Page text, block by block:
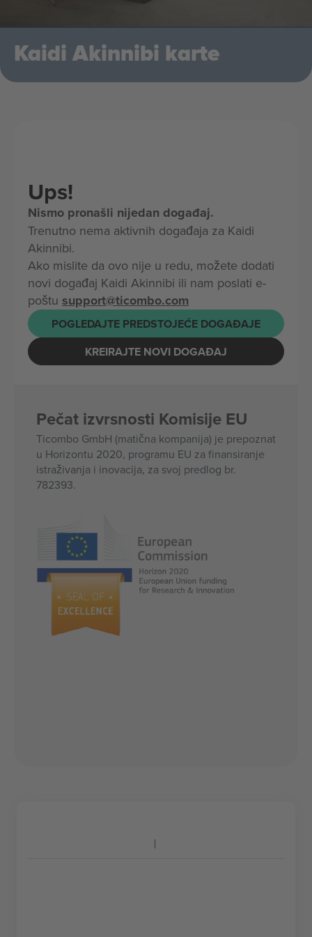
Kaidi Akinnibi karte
Ups!
Nismo pronašli nijedan događaj.
Trenutno nema aktivnih događaja za Kaidi
Akinnibi.
Ako mislite da ovo nije u redu, možete dodati
novi događaj Kaidi Akinnibi ili nam poslati e-
poštu support@ticombo.com
POGLEDAJTE PREDSTOJEĆE DOGAĐAJE
KREIRAJTE NOVI DOGAĐAJ
Pečat izvrsnosti Komisije EU
Ticombo GmbH (matična kompanija) je prepoznat
u Horizontu 2020, programu EU za finansiranje
istraživanja i inovacija, za svoj predlog br.
782393.